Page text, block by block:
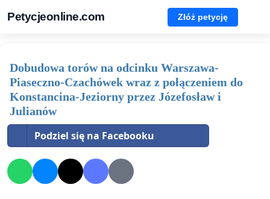
Petycjeonline.com Złóż petycję
Dobudowa torów na odcinku Warszawa-
Piaseczno-Czachówek wraz z połączeniem do
Konstancina-Jeziorny przez Józefosław i
Julianów
Podziel się na Facebooku